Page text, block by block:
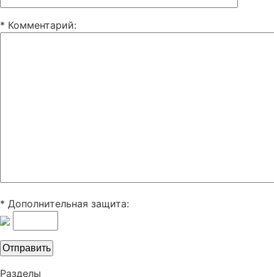
* Комментарий:
* Дополнительная защита:
Разделы